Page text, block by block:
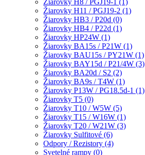
Žiarovky H8 / PGJ19-1 (1)
Žiarovky H11 / PGJ19-2 (1)
Žiarovky HB3 / P20d (0)
Žiarovky HB4 / P22d (1)
Žiarovky HP24W (1)
Žiarovky BA15s / P21W (1)
Žiarovky BAU15s / PY21W (1)
Žiarovky BAY15d / P21/4W (3)
Žiarovky BA20d / S2 (2)
Žiarovky BA9s / T4W (1)
Žiarovky P13W / PG18.5d-1 (1)
Žiarovky T5 (0)
Žiarovky T10 / W5W (5)
Žiarovky T15 / W16W (1)
Žiarovky T20 / W21W (3)
Žiarovky Sulfitové (6)
Odpory / Rezistory (4)
Svetelné rampy (0)